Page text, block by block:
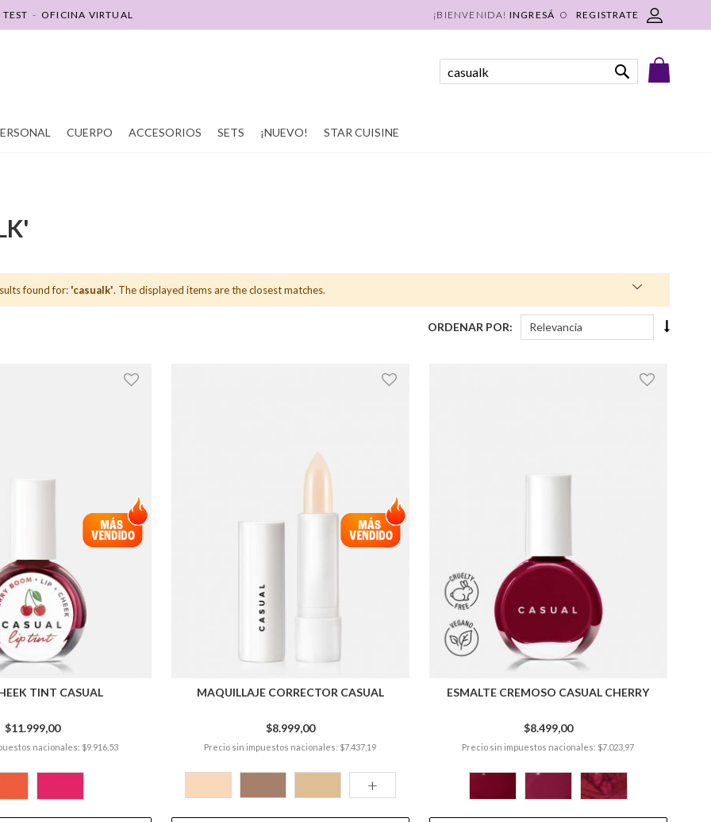
INGRESÁ REGISTRATE
TEST - OFICINA VIRTUAL
CUERPO ACCESORIOS SETS ¡NUEVO! STAR CUISINE
found for: 'casualk'. The displayed items are the closest matches.
ORDENAR POR
TINT CASUAL
$11.999,00
nacionales: $9.916,53
MAQUILLAJE CORRECTOR CASUAL
$8.999,00
Precio sin impuestos nacionales: $7.437,19
+
ESMALTE CREMOSO CASUAL CHERRY
$8.499,00
Precio sin impuestos nacionales: $7.023,97